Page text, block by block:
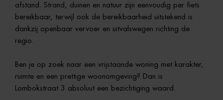
afstand. Strand, duinen en natuur zijn eenvoudig per fiets
bereikbaar, terwijl ook de bereikbaarheid uitstekend is
dankzij openbaar vervoer en uitvalswegen richting de
regio.
Ben je op zoek naar een vrijstaande woning met karakter,
ruimte en een prettige woonomgeving? Dan is
Lombokstraat 3 absoluut een bezichtiging waard.